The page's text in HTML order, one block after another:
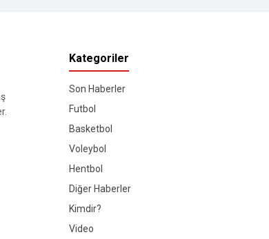
Kategoriler
Son Haberler
Futbol
Basketbol
Voleybol
Hentbol
Diğer Haberler
Kimdir?
Video